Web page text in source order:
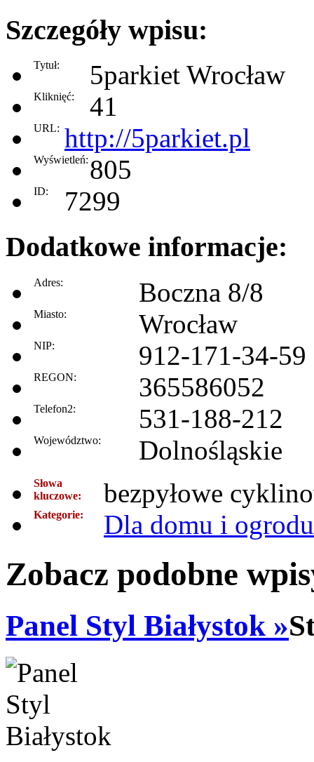
Szczegóły wpisu:
Tytuł: 5parkiet Wrocław
Kliknięć: 41
URL: http://5parkiet.pl
Wyświetleń: 805
ID: 7299
Dodatkowe informacje:
Adres: Boczna 8/8
Miasto: Wrocław
NIP: 912-171-34-59
REGON: 365586052
Telefon2: 531-188-212
Województwo: Dolnośląskie
Słowa
kluczowe:
bezpyłowe
Kategorie: Dla domu i ogrodu
Zobacz podobne
Panel Styl Białystok »